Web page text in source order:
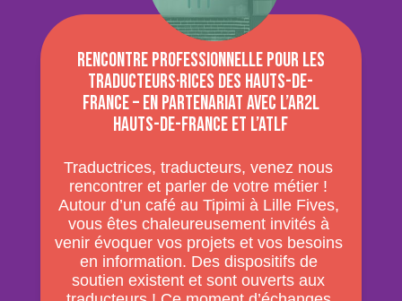
Rencontre professionnelle pour les
traducteurs·rices des Hauts-de-
France – En partenariat avec l’AR2L
Hauts-de-France et l’ATLF
Traductrices, traducteurs, venez nous
rencontrer et parler de votre métier !
Autour d’un café au Tipimi à Lille Fives,
vous êtes chaleureusement invités à
venir évoquer vos projets et vos besoins
en information. Des dispositifs de
soutien existent et sont ouverts aux